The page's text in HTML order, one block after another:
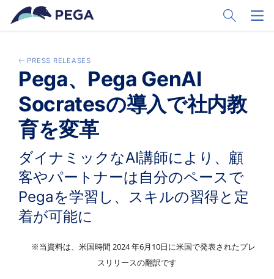
Pular para o conteúdo principal
Toggle
PRESS RELEASES
Pega、Pega GenAI
Socratesの導入で社内教
育を変革
ダイナミックなAI講師により、顧
客やパートナーは自分のペースで
Pegaを学習し、スキルの習得と定
着が可能に
※当資料は、米国時間 2024年6月 10日に米国で発表されたプレ
スリリースの翻訳です